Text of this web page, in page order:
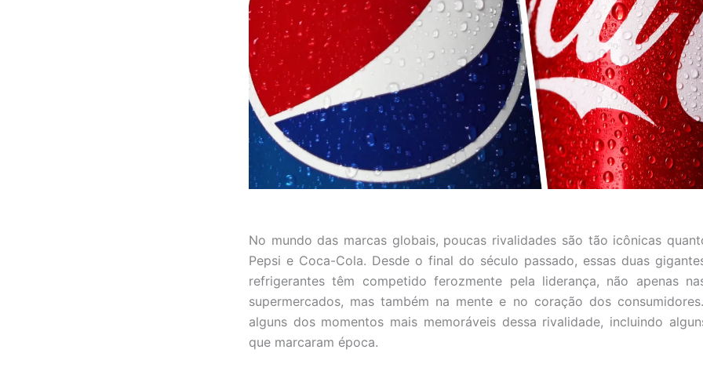
No mundo das marcas globais, poucas rivalidades são tão icônicas
Pepsi e Coca-Cola. Desde o final do século passado, essas duas
refrigerantes têm competido ferozmente pela liderança, não apenas
supermercados, mas também na mente e no coração dos
alguns dos momentos mais memoráveis dessa rivalidade, incluindo
que marcaram época.